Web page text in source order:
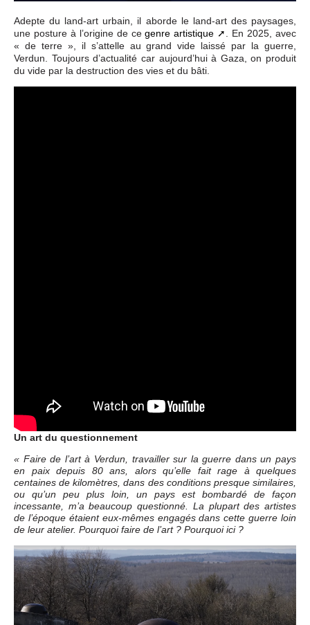
Adepte du land-art urbain, il aborde le land-art des paysages,
une posture à l’origine de cegenre artistique
. En 2025, avec
« de terre », il s’attelle au grand vide laissé par la guerre,
Verdun. Toujours d’actualité car aujourd’hui à Gaza, on produit
du vide par la destruction des vies et du bâti.
Un art du questionnement
« Faire de l’art à Verdun, travailler sur la guerre dans un pays
en paix depuis 80 ans, alors qu’elle fait rage à quelques
centaines de kilomètres, dans des conditions presque similaires,
ou qu’un peu plus loin, un pays est bombardé de façon
incessante, m’a beaucoup questionné. La plupart des artistes
de l’époque étaient eux-mêmes engagés dans cette guerre loin
de leur atelier. Pourquoi faire de l’art ? Pourquoi ici ?